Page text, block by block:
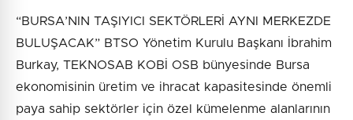
“BURSA’NIN TAŞIYICI SEKTÖRLERİ AYNI MERKEZDE
BULUŞACAK” BTSO Yönetim Kurulu Başkanı İbrahim
Burkay, TEKNOSAB KOBİ OSB bünyesinde Bursa
ekonomisinin üretim ve ihracat kapasitesinde önemli
paya sahip sektörler için özel kümelenme alanlarının